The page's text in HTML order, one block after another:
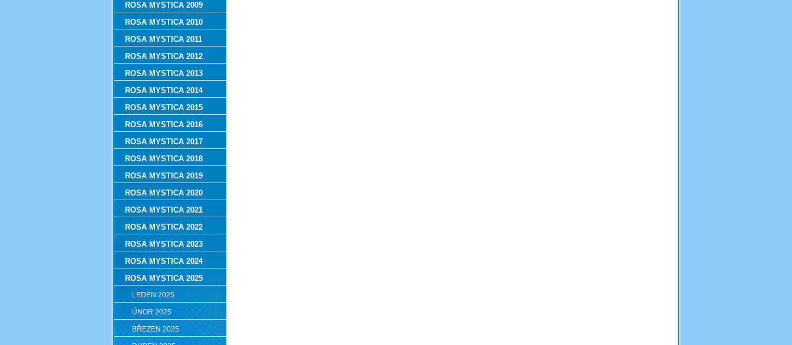
ROSA MYSTICA 2009
ROSA MYSTICA 2010
ROSA MYSTICA 2011
ROSA MYSTICA 2012
ROSA MYSTICA 2013
ROSA MYSTICA 2014
ROSA MYSTICA 2015
ROSA MYSTICA 2016
ROSA MYSTICA 2017
ROSA MYSTICA 2018
ROSA MYSTICA 2019
ROSA MYSTICA 2020
ROSA MYSTICA 2021
ROSA MYSTICA 2022
ROSA MYSTICA 2023
ROSA MYSTICA 2024
ROSA MYSTICA 2025
LEDEN 2025
ÚNOR 2025
BŘEZEN 2025